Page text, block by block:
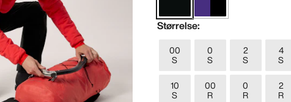
Størrelse:
00
S
0
S
2
S
4
S
10
S
00
R
0
R
2
R